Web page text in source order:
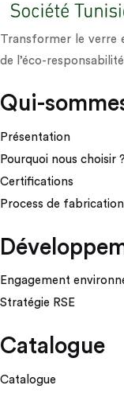
Transformer le verre
de l’éco-responsabilité
Qui-
Présentation
Pourquoi nous choisir ?
Certifications
Process de fabrication
Engagement
Stratégie RSE
Catalogue
Catalogue